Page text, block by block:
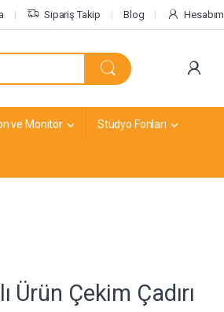
Sipariş Takip Blog Hesabım
ve Monitör Stüdyo Fonları
Ürün Çekim Çadırı